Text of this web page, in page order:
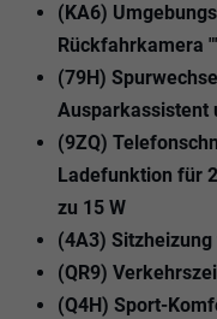
(KA6)
Rückfahrkamera
(79H)
Ausparkassistent
(9ZQ)
Ladefunktion für
zu 15 W
(4A3)
(QR9)
(Q4H) Sport-